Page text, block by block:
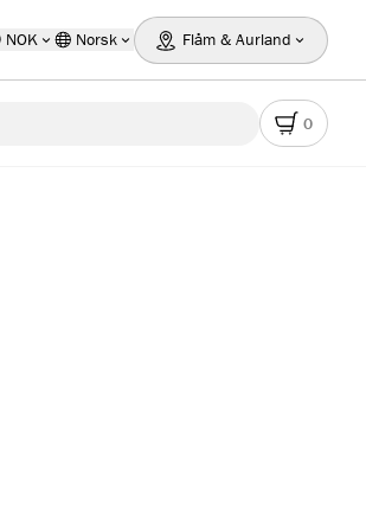
NOK Norsk Flåm & Aurland
0